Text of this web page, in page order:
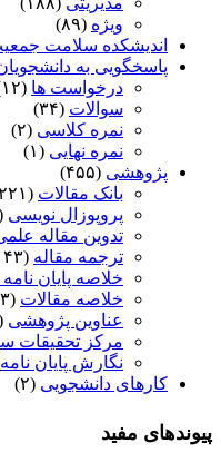
ویژه (۸۹)
اندیشکده سلامت
پاسخگویی به
درخواست ها (۱۲)
سوالات (۳۴)
نمره کلاسی (۲)
نمره نهایی (۱)
پژوهشی (۴۵۵)
بانک مقالات (۲۲۱)
پروپوزال نویسی
تدوین مقاله
ترجمه مقاله (۱۴۳)
خلاصه پایان نامه
خلاصه مقالات (۱۸۳)
عناوین پژوهشی
مرکز تحقیقات
نگارش پایان نامه
کارهای دانشجویی (۲)
پیوندهای مفید